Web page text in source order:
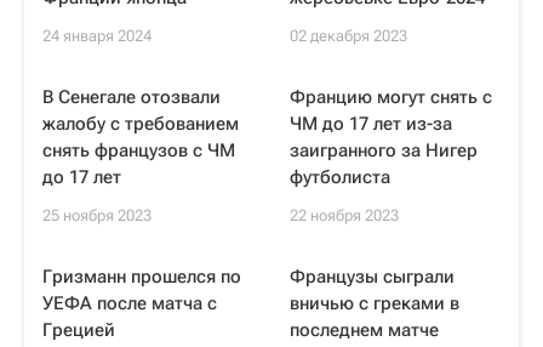
24 января 2024 02 декабря 2023
В Сенегале отозвали
жалобу с требованием
снять французов с ЧМ
до 17 лет
25 ноября 2023
Францию могут снять с
ЧМ до 17 лет из-за
заигранного за Нигер
футболиста
22 ноября 2023
Гризманн прошелся по
УЕФА после матча с
Грецией
Французы сыграли
вничью с греками в
последнем матче